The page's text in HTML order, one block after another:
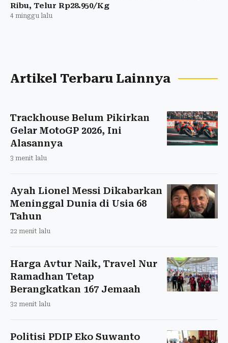
Ribu, Telur Rp28.950/Kg
4 minggu lalu
Artikel Terbaru Lainnya
Trackhouse Belum Pikirkan
Gelar MotoGP 2026, Ini
Alasannya
3 menit lalu
Ayah Lionel Messi Dikabarkan
Meninggal Dunia di Usia 68
Tahun
22 menit lalu
Harga Avtur Naik, Travel Nur
Ramadhan Tetap
Berangkatkan 167 Jemaah
32 menit lalu
Politisi PDIP Eko Suwanto